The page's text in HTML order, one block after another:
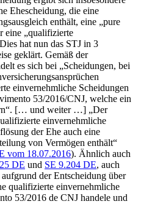
Ehescheidung, die eine
enthält, eine „pure
eine „qualifizierte
hat nun das STJ in 3
geklärt. Gemäß der
es sich bei „Scheidungen, bei
einvernehmliche Scheidungen
53/2016/CNJ, welche ein
[… und weiter …] „Der
einvernehmliche
der Ehe auch eine
von Vermögen enthält“
vom 18.07.2016). Ähnlich auch
DE und SE 9.204 DE, auch
der Entscheidung über
qualifizierte einvernehmliche
53/2016 de CNJ handele und